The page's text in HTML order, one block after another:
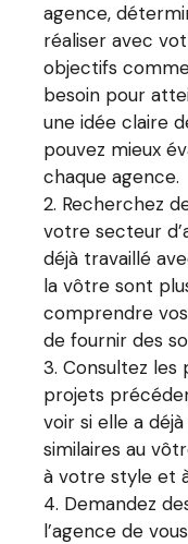
agence,
réaliser avec
objectifs
besoin pour
une idée claire
pouvez mieux
chaque agence.
Recherchez
votre secteur
déjà travaillé
la vôtre sont
comprendre
de fournir des
Consultez les
projets
voir si elle a
similaires au
à votre style et
Demandez
l’agence de